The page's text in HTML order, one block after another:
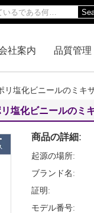
社案内 品質管理
塩化ビニールのミキ
塩化ビニールのミ
商品の詳細:
起源の場所:
ブランド名:
証明:
モデル番号: